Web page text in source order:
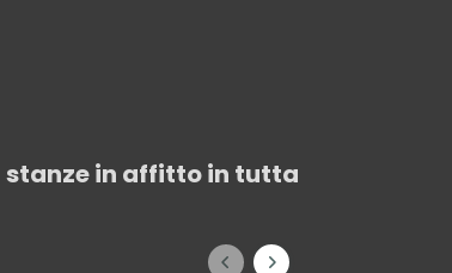
stanze in affitto in tutta